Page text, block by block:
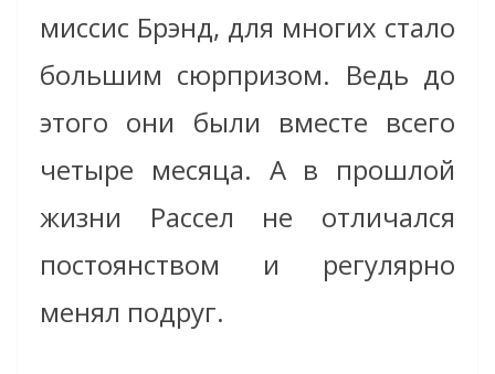
миссис Брэнд, для многих стало
большим сюрпризом. Ведь до
этого они были вместе всего
четыре месяца. А в прошлой
жизни Рассел не отличался
постоянством и регулярно
менял подруг.